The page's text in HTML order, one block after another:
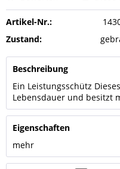
Artikel-Nr.:
Zustand:
Beschreibung
Ein Leistungsschütz
Lebensdauer und besitzt
Eigenschaften
mehr